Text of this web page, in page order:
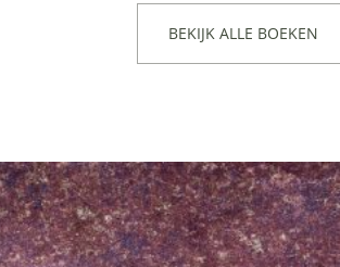
BEKIJK ALLE BOEKEN